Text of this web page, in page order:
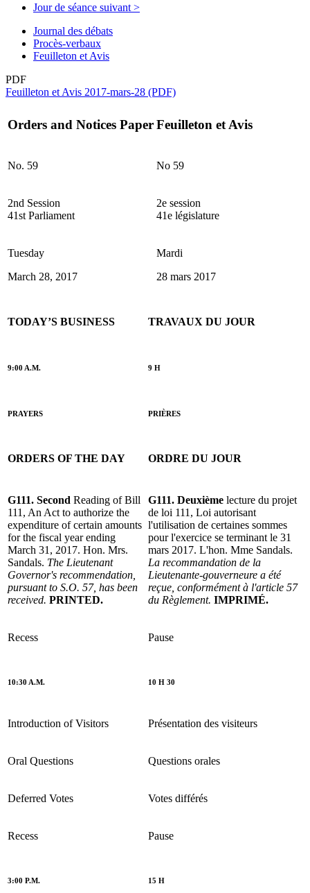
Jour de séance suivant >
Journal des débats
Procès-verbaux
Feuilleton et Avis
PDF
Feuilleton et Avis 2017-mars-28 (PDF)
Orders and Notices PaperFeuilleton et Avis
No. 59 No 59
2nd Session
41st Parliament
2e session
41e législature
Tuesday
March 28, 2017
Mardi
28 mars 2017
TODAY’S BUSINESS TRAVAUX DU JOUR
9:00 A.M. 9 H
PRAYERS PRIÈRES
ORDERS OF THE DAY ORDRE DU JOUR
G111. Second Reading of Bill
111, An Act to authorize the
expenditure of certain amounts
for the fiscal year ending
March 31, 2017. Hon. Mrs.
Sandals. The Lieutenant
Governor's recommendation,
pursuant to S.O. 57, has been
received. PRINTED.
G111. Deuxième lecture du projet
de loi 111, Loi autorisant
l'utilisation de certaines sommes
pour l'exercice se terminant le 31
mars 2017. L'hon. Mme Sandals.
La recommandation de la
Lieutenante-gouverneure a été
reçue, conformément à l'article 57
du Règlement. IMPRIMÉ.
Recess Pause
10:30 A.M. 10 H 30
Introduction of Visitors Présentation des visiteurs
Oral Questions Questions orales
Deferred Votes Votes différés
Recess Pause
3:00 P.M. 15 H